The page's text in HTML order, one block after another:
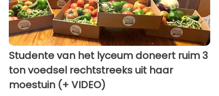
Studente van het lyceum doneert ruim 3
ton voedsel rechtstreeks uit haar
moestuin (+ VIDEO)